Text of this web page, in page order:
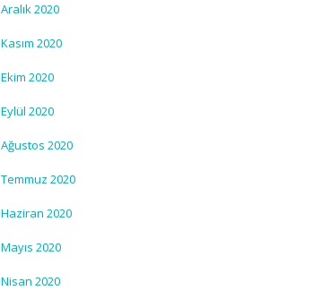
Aralık 2020
Kasım 2020
Ekim 2020
Eylül 2020
Ağustos 2020
Temmuz 2020
Haziran 2020
Mayıs 2020
Nisan 2020